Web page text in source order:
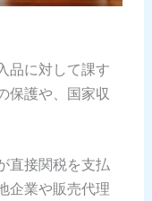
品に対して課す
保護や、国家収
直接関税を支払
企業や販売代理